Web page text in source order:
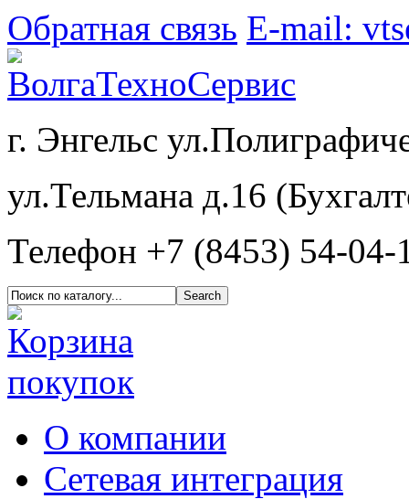
Обратная связь E-mail:
г. Энгельс
ул.Тельмана д.16
Телефон +7 (8453) 54-04-
О компании
Сетевая интеграция